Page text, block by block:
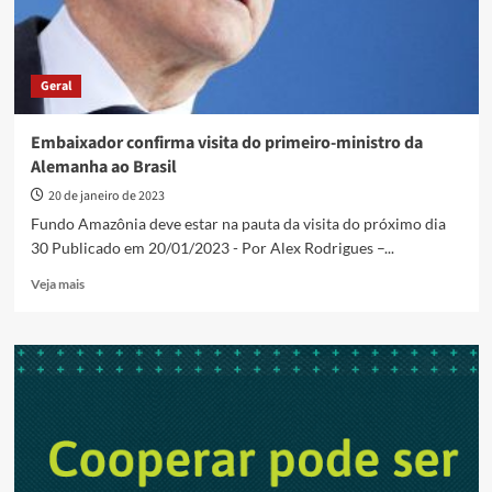
Geral
Embaixador confirma visita do primeiro-ministro da
Alemanha ao Brasil
20 de janeiro de 2023
Fundo Amazônia deve estar na pauta da visita do próximo dia
30 Publicado em 20/01/2023 - Por Alex Rodrigues –...
Veja maisRead
Embaixador
confirma
ministro
da